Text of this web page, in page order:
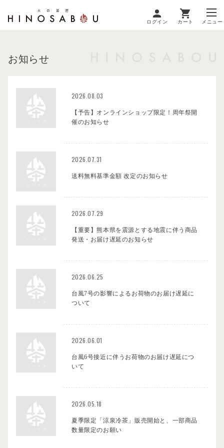
ログイン カート メニュー
お知らせ
2026.08.03
【予告】オンラインショップ限定！周年祭開
催のお知らせ
2026.07.31
送料無料基準金額 改定のお知らせ
2026.07.29
【重要】熊本県を震源とする地震に伴う商品
発送・お届け遅延のお知らせ
2026.06.25
台風7号の影響によるお荷物のお届け遅延に
ついて
2026.06.01
台風6号接近に伴うお荷物のお届け遅延につ
いて
2026.05.18
夏季限定「涼泉冷茶」販売開始と、一部商品
数量限定のお願い